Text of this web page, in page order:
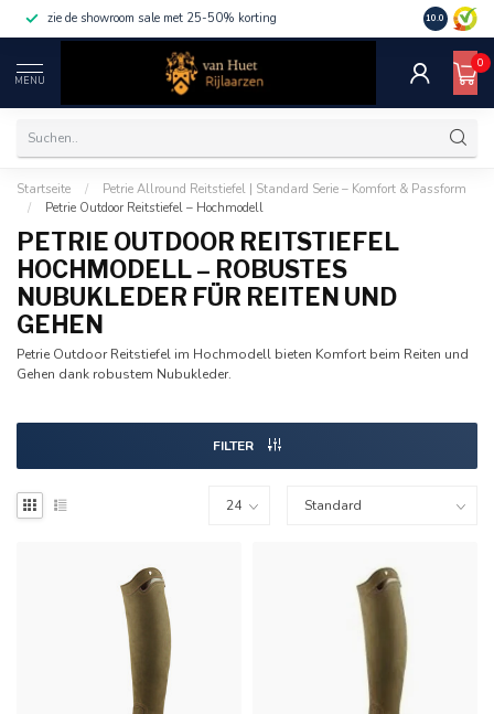
zie de showroom sale met 25-50% korting 10.0
MENU
0
Startseite /
Petrie Allround Reitstiefel | Standard Serie – Komfort & Passform
/
Petrie Outdoor Reitstiefel – Hochmodell
PETRIE OUTDOOR REITSTIEFEL
HOCHMODELL – ROBUSTES
NUBUKLEDER FÜR REITEN UND
GEHEN
Petrie Outdoor Reitstiefel im Hochmodell bieten Komfort beim Reiten und
Gehen dank robustem Nubukleder.
FILTER